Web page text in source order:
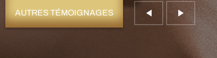
AUTRES TÉMOIGNAGES